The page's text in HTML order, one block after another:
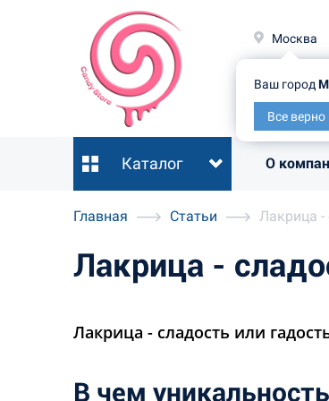
Москва
Ваш город
Все верно
Каталог О
Главная Статьи Лакрица -
Лакрица -
Лакрица - сладость или
В чем